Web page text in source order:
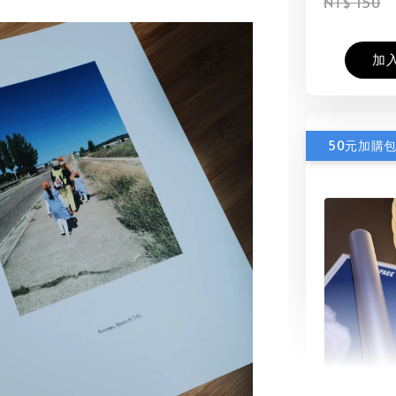
加
50元加購